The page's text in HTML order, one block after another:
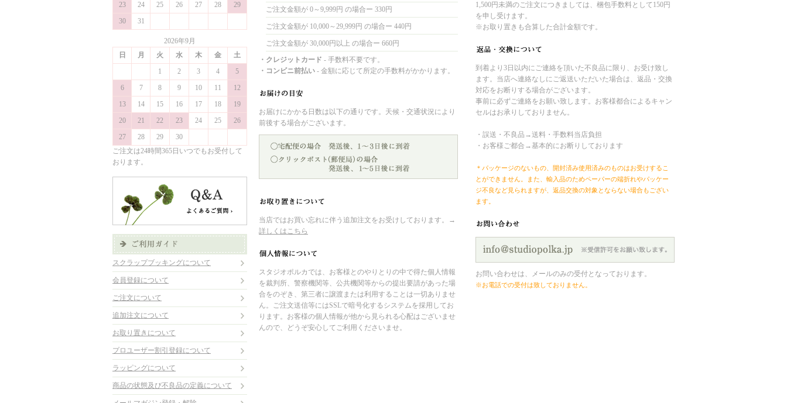
23
24 25 26 27 28
29
30
31
2026年9月
日
月 火 水 木 金
土
1
2 3 4
5
6
7 8 9 10 11
12
13
14 15 16 17 18
19
20
21 22 23 24 25
26
27
28 29
30
ご注文は24時間365日いつでもお受付して
おります。
スクラップブッキングについて
会員登録について
ご注文について
追加注文について
お取り置きについて
プロユーザー割引登録について
ラッピングについて
商品の状態及び不良品の定義について
ご注文金額が 0～9,999円 の場合ー 330円
ご注文金額が 10,000～29,999円 の場合ー 440円
ご注文金額が 30,000円以上 の場合ー 660円
・クレジットカード - 手数料不要です。
・コンビニ前払い - 金額に応じて所定の手数料がかかります。
お届けにかかる日数は以下の通りです。天候・交通状況により
前後する場合がございます。
当店ではお買い忘れに伴う追加注文をお受けしております。→
詳しくはこちら
スタジオポルカでは、お客様とのやりとりの中で得た個人情報
を裁判所、警察機関等、公共機関等からの提出要請があった場
合をのぞき、第三者に譲渡または利用することは一切ありませ
ん。ご注文送信等にはSSLで暗号化するシステムを採用してお
ります。お客様の個人情報が他から見られる心配はございませ
んので、どうぞ安心してご利用くださいませ。
1,500円未満のご注文につきましては、梱包手数料として150円
を申し受けます。
※お取り置きも合算した合計金額です。
到着より3日以内にご連絡を頂いた不良品に限り、お受け致し
ます。当店へ連絡なしにご返送いただいた場合は、返品・交換
対応をお断りする場合がございます。
事前に必ずご連絡をお願い致します。お客様都合によるキャン
セルはお承りしておりません。
・誤送・不良品→送料・手数料当店負担
・お客様ご都合→基本的にお断りしております
＊パッケージのないもの、開封済み使用済みのものはお受けするこ
とができません。また、輸入品のためペーパーの端折れやパッケー
ジ不良など見られますが、返品交換の対象とならない場合もござい
ます。
お問い合わせは、メールのみの受付となっております。
※お電話での受付は致しておりません。